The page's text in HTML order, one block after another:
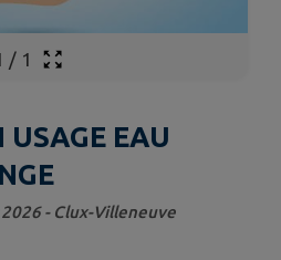
/ 1
USAGE EAU
- Clux-Villeneuve